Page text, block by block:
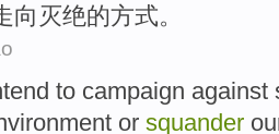
向灭绝的方式。
to campaign against
or squander